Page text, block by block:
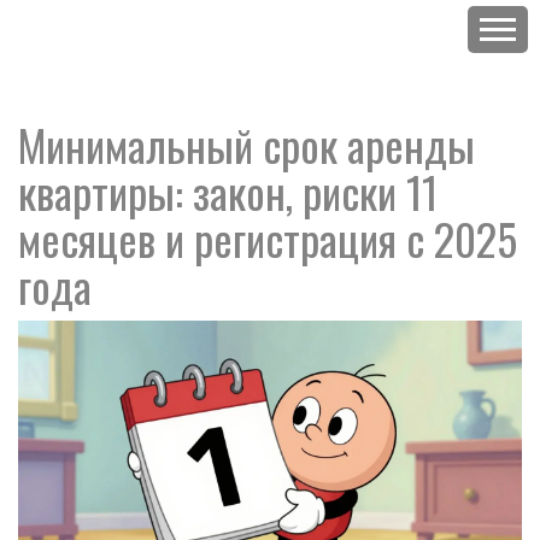
Минимальный срок аренды
квартиры: закон, риски 11
месяцев и регистрация с 2025
года